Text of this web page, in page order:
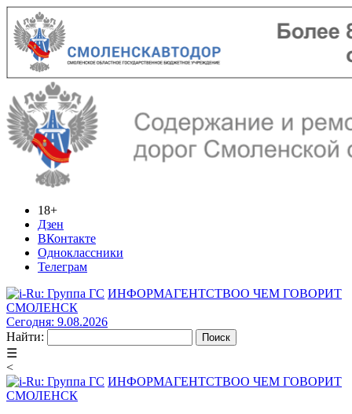
18+
Дзен
ВКонтакте
Одноклассники
Телеграм
ИНФОРМАГЕНТСТВОО ЧЕМ ГОВОРИТ
СМОЛЕНСК
Сегодня: 9.08.2026
Найти:
☰
<
ИНФОРМАГЕНТСТВОО ЧЕМ ГОВОРИТ
СМОЛЕНСК